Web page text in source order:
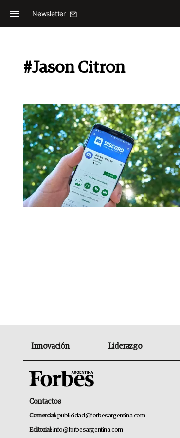
Newsletter
#Jason Citron
Innovación Liderazgo
Contactos
Comercial:publicidad@forbesargentina.com
Editorial:info@forbesargentina.com